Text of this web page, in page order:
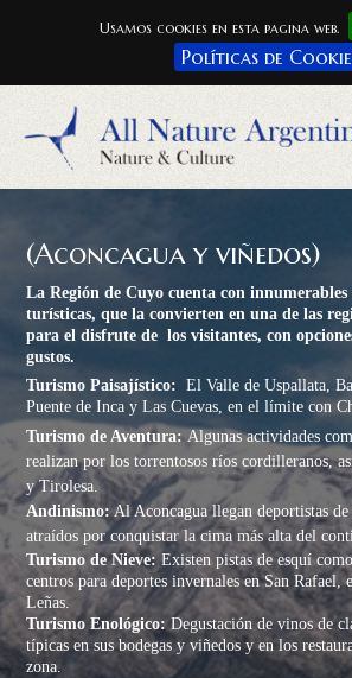
Usamos cookies en esta pagina web.
Políticas de
(Aconcagua y viñedos)
La Región de Cuyo cuenta con innumerables
turísticas, que la convierten en una de las
para el disfrute de los visitantes, con
gustos.
Turismo Paisajístico: El Valle de Uspallata,
Puente de Inca y Las Cuevas, en el límite con
Turismo de Aventura:Algunas actividades
realizan por los torrentosos ríos cordilleranos,
y Tirolesa.
Andinismo:Al Aconcagua llegan deportistas
atraídos por conquistar la cima más alta del
Turismo de Nieve: Existen pistas de esquí
centros para deportes invernales en San Rafael,
Leñas.
Turismo Enológico:Degustación de vinos de
típicas en sus bodegas y viñedos y en los
zona.